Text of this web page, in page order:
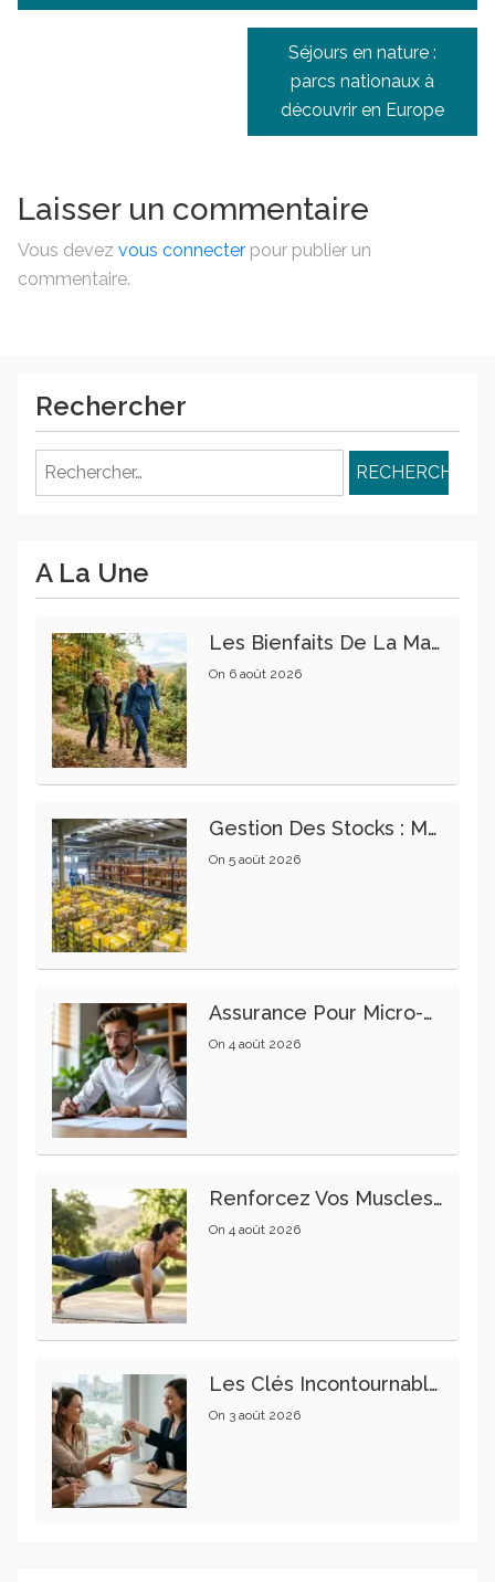
l’article
Séjours en nature :
parcs nationaux à
découvrir en Europe
Laisser un commentaire
Vous devez vous connecter pour publier un
commentaire.
Rechercher
Rechercher :
A La Une
Les Bienfaits De La Marche Sur La Santé Physique Et Mentale
On 6 août 2026
Gestion Des Stocks : Meilleures Pratiques Intralogistiques
On 5 août 2026
Assurance Pour Micro-Entrepreneur : Les Garanties Essentielles À Connaître
On 4 août 2026
Renforcez Vos Muscles Profonds Pour Apaiser Votre Mal De Dos
On 4 août 2026
Les Clés Incontournables Pour Réussir Vos Transactions Immobilières
On 3 août 2026